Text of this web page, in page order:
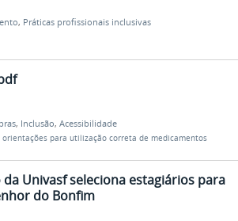
, Práticas profissionais inclusivas
, Inclusão, Acessibilidade
orientações para utilização correta de medicamentos
Univasf seleciona estagiários para
do Bonfim